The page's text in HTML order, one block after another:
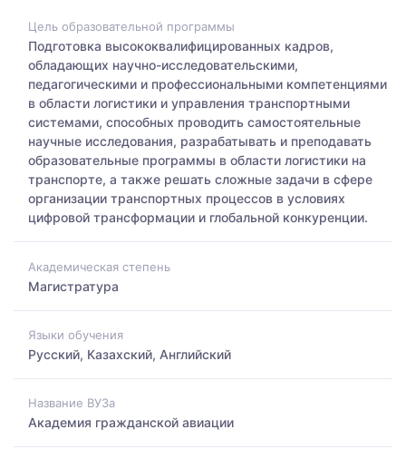
Цель образовательной программы
Подготовка высококвалифицированных кадров,
обладающих научно-исследовательскими,
педагогическими и профессиональными компетенциями
в области логистики и управления транспортными
системами, способных проводить самостоятельные
научные исследования, разрабатывать и преподавать
образовательные программы в области логистики на
транспорте, а также решать сложные задачи в сфере
организации транспортных процессов в условиях
цифровой трансформации и глобальной конкуренции.
Академическая степень
Магистратура
Языки обучения
Русский, Казахский, Английский
Название ВУЗа
Академия гражданской авиации